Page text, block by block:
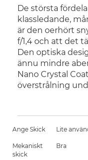
De största
klassledande,
är den oerhört
f/1,4 och att det
Den optiska
ännu mindre
Nano Crystal
överstrålning
Ange Skick Lite
Mekaniskt
skick
Bra